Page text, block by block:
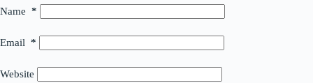
Name *
Email *
Website